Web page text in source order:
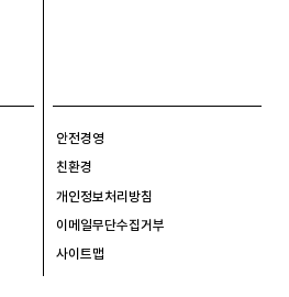
안전경영
친환경
개인정보처리방침
이메일무단수집거부
사이트맵